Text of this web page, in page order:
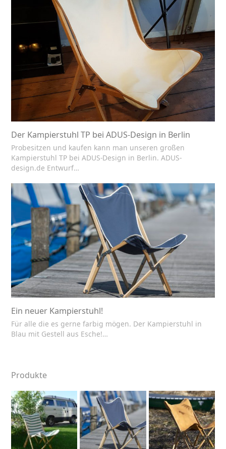
Der Kampierstuhl TP bei ADUS-Design in Berlin
Probesitzen und kaufen kann man unseren großen
Kampierstuhl TP bei ADUS-Design in Berlin. ADUS-
design.de Entwurf…
Ein neuer Kampierstuhl!
Für alle die es gerne farbig mögen. Der Kampierstuhl in
Blau mit Gestell aus Esche!…
Produkte